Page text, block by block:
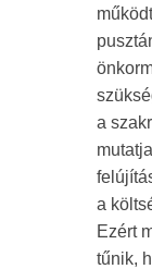
a
a
Ezért
tűnik,